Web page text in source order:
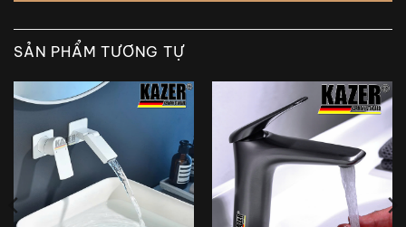
SẢN PHẨM TƯƠNG TỰ